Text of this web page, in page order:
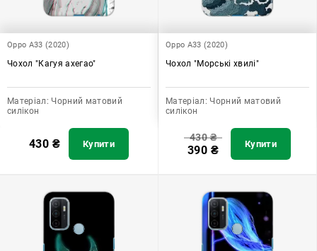
Oppo A33 (2020)
Чохол "Кагуя ахегао"
Матеріал: Чорний матовий
силікон
430 ₴ Купити
Oppo A33 (2020)
Чохол "Морські хвилі"
Матеріал: Чорний матовий
силікон
430₴
390 ₴ Купити